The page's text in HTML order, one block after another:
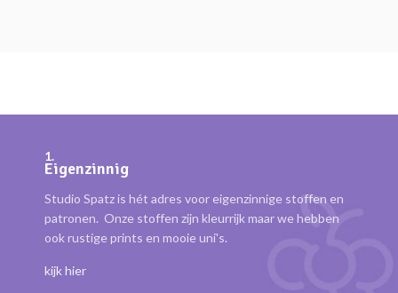
1.
Eigenzinnig
Studio Spatz is hét adres voor eigenzinnige stoffen en
patronen. Onze stoffen zijn kleurrijk maar we hebben
ook rustige prints en mooie uni's.
kijk hier